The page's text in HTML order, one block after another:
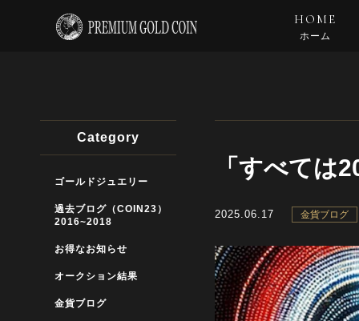
HOME
ホーム
「すべては
2025.06.17 金貨ブログ
Category
ゴールドジュエリー
過去ブログ（COIN23）
2016~2018
お得なお知らせ
オークション結果
金貨ブログ